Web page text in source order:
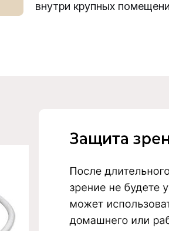
внутри крупных